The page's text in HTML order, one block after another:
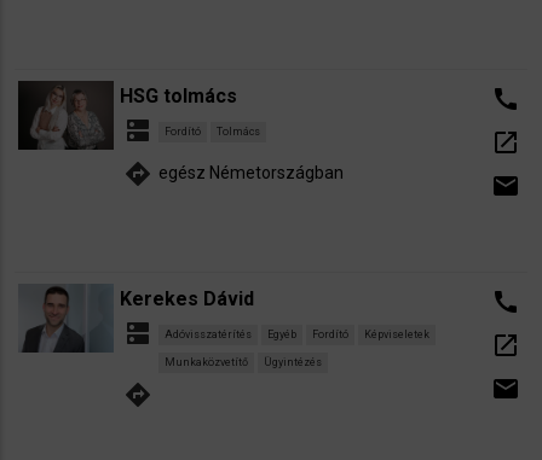
HSG tolmács
dns Fordító Tolmács
directions egész Németországban
call
open_in_new
email
Kerekes Dávid
dns Adóvisszatérítés Egyéb Fordító Képviseletek
Munkaközvetítő Ügyintézés
directions
call
open_in_new
email